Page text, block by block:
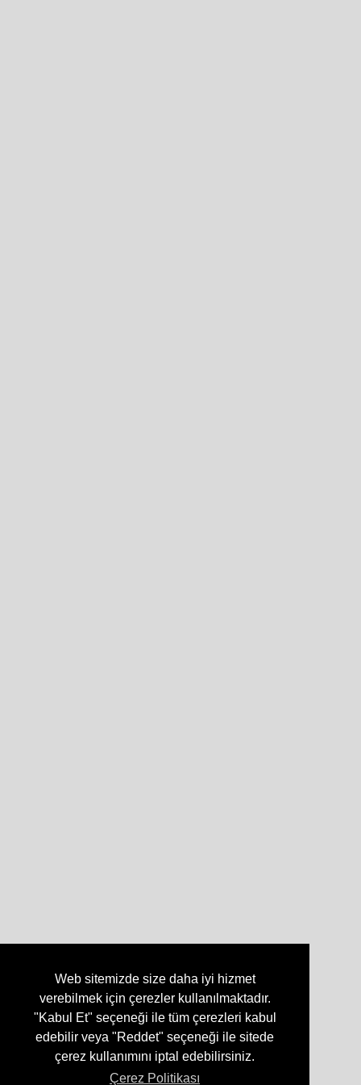
Web sitemizde size daha iyi hizmet
verebilmek için çerezler kullanılmaktadır.
"Kabul Et" seçeneği ile tüm çerezleri kabul
edebilir veya "Reddet" seçeneği ile sitede
çerez kullanımını iptal edebilirsiniz.
Çerez Politikası